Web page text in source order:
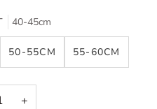
40-45cm
50-55CM 55-60CM
+